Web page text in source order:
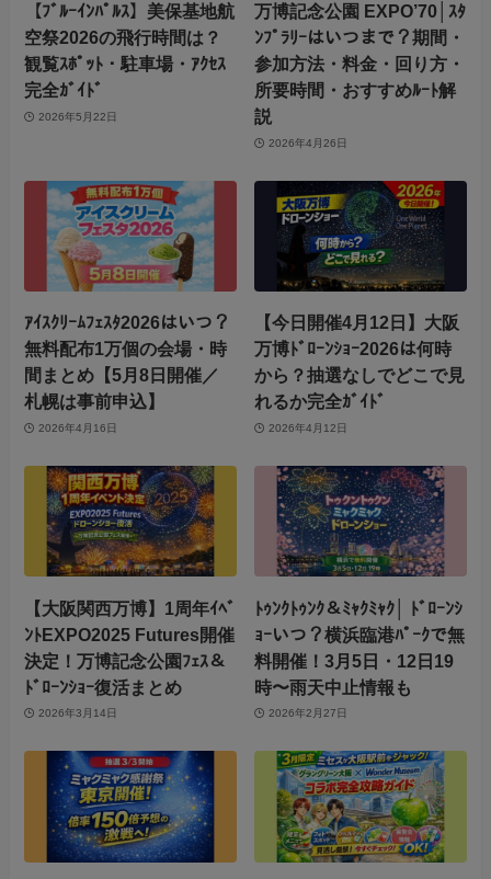
【ﾌﾞﾙｰｲﾝﾊﾟﾙｽ】美保基地航
空祭2026の飛行時間は？
観覧ｽﾎﾟｯﾄ・駐車場・ｱｸｾｽ
完全ｶﾞｲﾄﾞ
2026年5月22日
万博記念公園 EXPO’70│ｽﾀ
ﾝﾌﾟﾗﾘｰはいつまで？期間・
参加方法・料金・回り方・
所要時間・おすすめﾙｰﾄ解
説
2026年4月26日
ｱｲｽｸﾘｰﾑﾌｪｽﾀ2026はいつ？
無料配布1万個の会場・時
間まとめ【5月8日開催／
札幌は事前申込】
2026年4月16日
【今日開催4月12日】大阪
万博ﾄﾞﾛｰﾝｼｮｰ2026は何時
から？抽選なしでどこで見
れるか完全ｶﾞｲﾄﾞ
2026年4月12日
【大阪関西万博】1周年ｲﾍﾞ
ﾝﾄEXPO2025 Futures開催
決定！万博記念公園ﾌｪｽ＆
ﾄﾞﾛｰﾝｼｮｰ復活まとめ
2026年3月14日
ﾄｩﾝｸﾄｩﾝｸ＆ﾐｬｸﾐｬｸ│ ﾄﾞﾛｰﾝｼ
ｮｰいつ？横浜臨港ﾊﾟｰｸで無
料開催！3月5日・12日19
時〜雨天中止情報も
2026年2月27日